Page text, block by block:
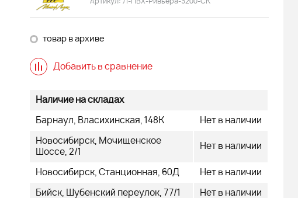
товар в архиве
Добавить в сравнение
Наличие на складах
Барнаул, Власихинская, 148К Нет в наличии
Новосибирск, Мочищенское
Шоссе, 2/1
Нет в наличии
Новосибирск, Станционная, 60Д Нет в наличии
Бийск, Шубенский переулок, 77/1 Нет в наличии